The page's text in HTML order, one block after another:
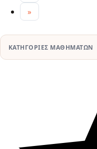
Last page
»
ΚΑΤΗΓΟΡΊΕΣ ΜΑΘΗΜΆΤΩΝ